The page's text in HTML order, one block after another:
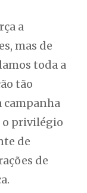
a
mas de
toda a
tão
o privilégio
de
de